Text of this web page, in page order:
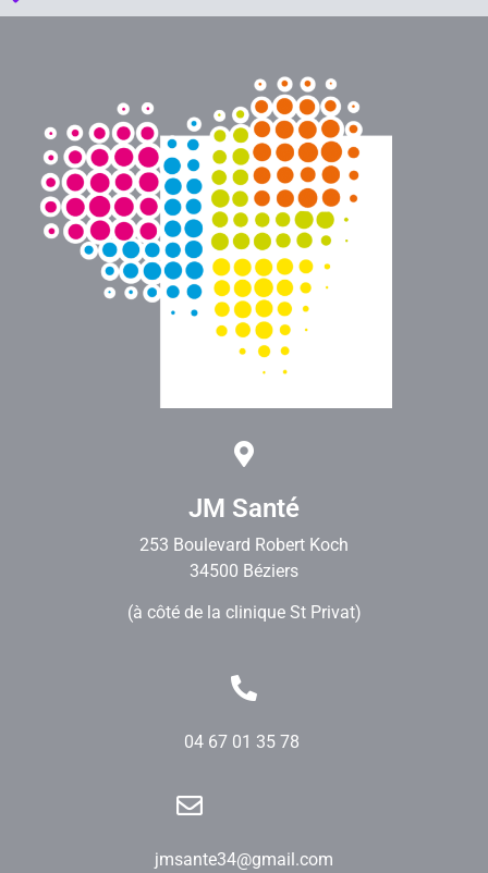
JM Santé
253 Boulevard Robert Koch
34500 Béziers
(à côté de la clinique St Privat)
04 67 01 35 78
jmsante34@gmail.com